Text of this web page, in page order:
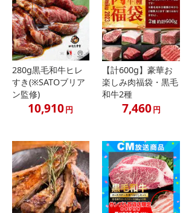
り180日
）：日本
牛肉（国産）
早めにお召し上がり下さい。
る商品について】
280g黒毛和牛ヒレ
すき(※SATOブリア
ン監修)
10,910円
【計600g】豪華お
楽しみ肉福袋・黒毛
和牛2種
7,460円